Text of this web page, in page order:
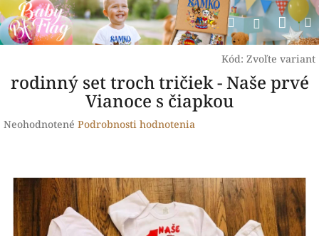
Prejsť
na
obsah
Hľadať
Kód: Zvoľte variant
rodinný set troch tričiek - Naše prvé
Vianoce s čiapkou
Priemerné
0,0
hviezdičiek.
Neohodnotené Podrobnosti hodnotenia